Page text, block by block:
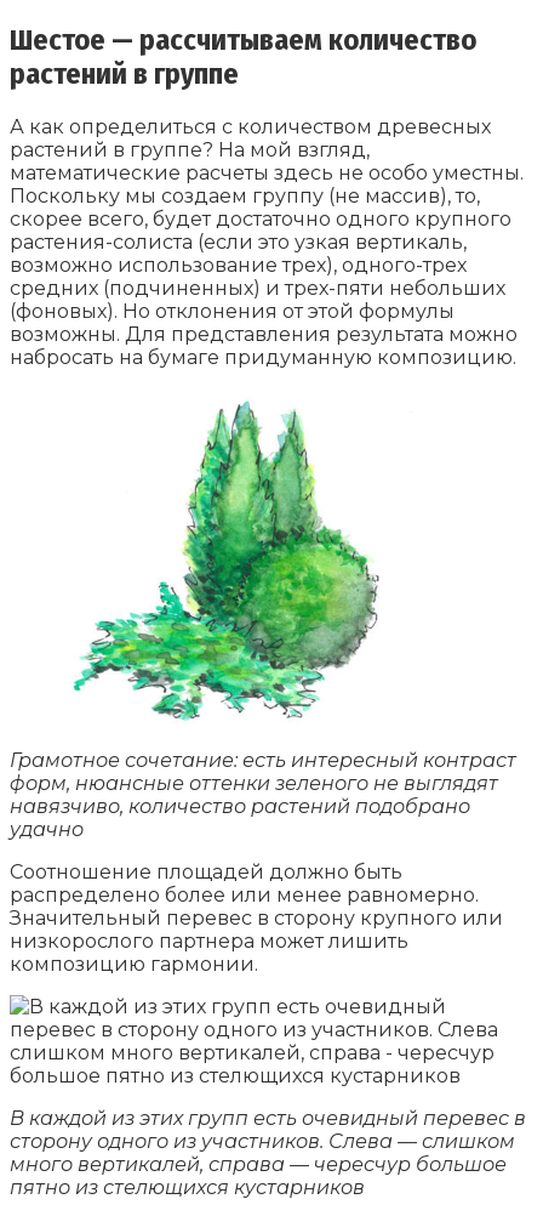
Шестое — рассчитываем количество
растений в группе
А как определиться с количеством древесных
растений в группе? На мой взгляд,
математические расчеты здесь не особо уместны.
Поскольку мы создаем группу (не массив), то,
скорее всего, будет достаточно одного крупного
растения-солиста (если это узкая вертикаль,
возможно использование трех), одного-трех
средних (подчиненных) и трех-пяти небольших
(фоновых). Но отклонения от этой формулы
возможны. Для представления результата можно
набросать на бумаге придуманную композицию.
Грамотное сочетание: есть интересный контраст
форм, нюансные оттенки зеленого не выглядят
навязчиво, количество растений подобрано
удачно
Соотношение площадей должно быть
распределено более или менее равномерно.
Значительный перевес в сторону крупного или
низкорослого партнера может лишить
композицию гармонии.
В каждой из этих групп есть очевидный перевес в
сторону одного из участников. Слева — слишком
много вертикалей, справа — чересчур большое
пятно из стелющихся кустарников